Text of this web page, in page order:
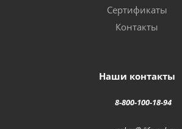
Сертификаты
Контакты
Наши контакты
8-800-100-18-94